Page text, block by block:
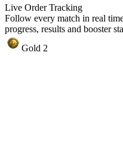
Live Order Tracking
Follow every match in real
progress, results and booster
Gold 2